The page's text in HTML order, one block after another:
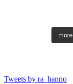
more
Tweets by ra_hanno